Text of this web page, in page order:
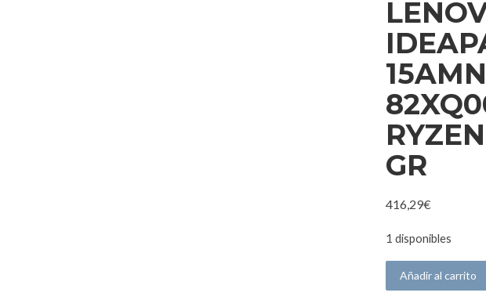
GR
416,29€
1 disponibles
PORTATIL
Añadir al carrito